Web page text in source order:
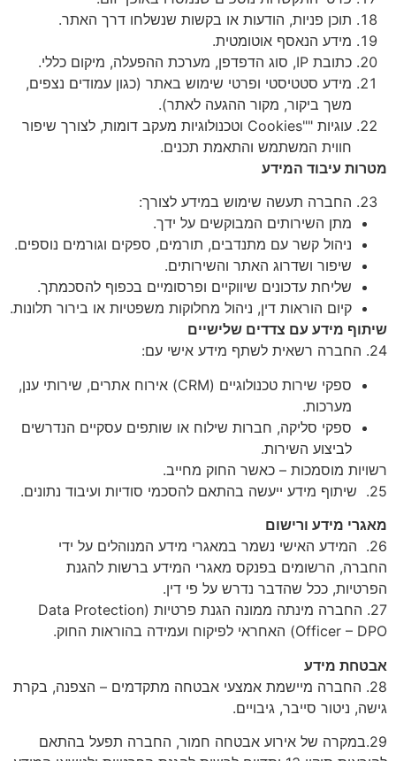
תוכן פניות, הודעות או בקשות שנשלחו דרך האתר.
מידע הנאסף אוטומטית.
כתובת IP, סוג הדפדפן, מערכת ההפעלה, מיקום כללי.
מידע סטטיסטי ופרטי שימוש באתר (כגון עמודים נצפים,
משך ביקור, מקור ההגעה לאתר).
עוגיות ""Cookies וטכנולוגיות מעקב דומות, לצורך שיפור
חווית המשתמש והתאמת תכנים.
מטרות עיבוד המידע
החברה תעשה שימוש במידע לצורך:
מתן השירותים המבוקשים על ידך.
ניהול קשר עם מתנדבים, תורמים, ספקים וגורמים נוספים.
שיפור ושדרוג האתר והשירותים.
שליחת עדכונים שיווקיים ופרסומיים בכפוף להסכמתך.
קיום הוראות דין, ניהול מחלוקות משפטיות או בירור תלונות.
שיתוף מידע עם צדדים שלישיים
24. החברה רשאית לשתף מידע אישי עם:
ספקי שירות טכנולוגיים (CRM) אירוח אתרים, שירותי ענן,
מערכות.
ספקי סליקה, חברות שילוח או שותפים עסקיים הנדרשים
לביצוע השירות.
רשויות מוסמכות – כאשר החוק מחייב.
25. שיתוף מידע ייעשה בהתאם להסכמי סודיות ועיבוד נתונים.
מאגרי מידע ורישום
26. המידע האישי נשמר במאגרי מידע המנוהלים על ידי
החברה, הרשומים בפנקס מאגרי המידע ברשות להגנת
הפרטיות, ככל שהדבר נדרש על פי דין.
27. החברה מינתה ממונה הגנת פרטיות (Data Protection
Officer – DPO) האחראי לפיקוח ועמידה בהוראות החוק.
אבטחת מידע
28. החברה מיישמת אמצעי אבטחה מתקדמים – הצפנה, בקרת
גישה, ניטור סייבר, גיבויים.
29.במקרה של אירוע אבטחה חמור, החברה תפעל בהתאם